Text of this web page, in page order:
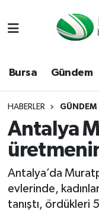
Bursa Gündem
HABERLER GÜNDEM
Antalya
Antalya’da
evlerinde,
tanıştı, ördükleri
Bursa
Dünya
Eğitim
Ekonomi
Genel
Hava Durumu
Namaz
Trafik Durumu
Süper Lig
Tüm